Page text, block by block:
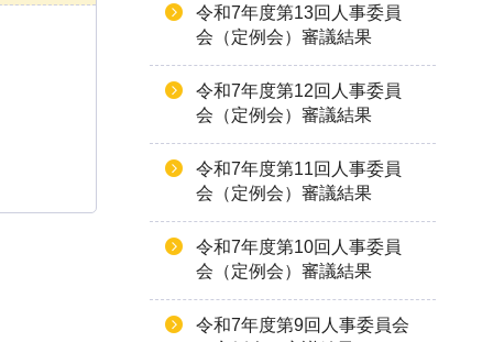
令和7年度第13回人事委員
会（定例会）審議結果
令和7年度第12回人事委員
会（定例会）審議結果
令和7年度第11回人事委員
会（定例会）審議結果
令和7年度第10回人事委員
会（定例会）審議結果
令和7年度第9回人事委員会